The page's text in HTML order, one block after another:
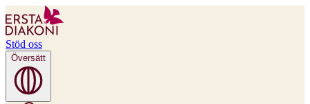
Stöd oss
Översätt